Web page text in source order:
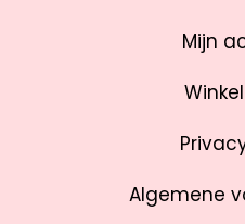
Mijn
Algemene